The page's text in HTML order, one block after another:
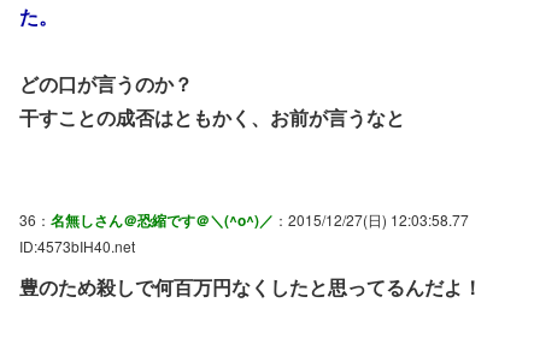
た。
どの口が言うのか？
干すことの成否はともかく、お前が言うなと
36： 名無しさん＠恐縮です＠＼(^o^)／ ：2015/12/27(日) 12:03:58.77
ID:4573bIH40.net
豊のため殺しで何百万円なくしたと思ってるんだよ！